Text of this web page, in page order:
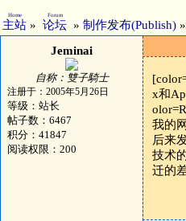
主站
Home
» 论坛
Forum
» 制作发布(Publish) »
Jeminai
自称：雙子騎士
注册于：2005年5月26日
等级：站长
帖子数：6467
积分：41847
阅读权限：200
x和
我的
后来
技术
迁的